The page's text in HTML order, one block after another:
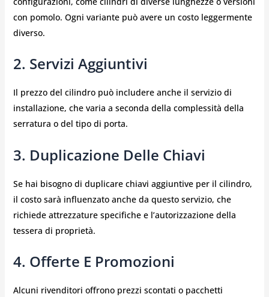
con pomolo. Ogni variante può avere un costo leggermente
diverso.
2. Servizi Aggiuntivi
Il prezzo del cilindro può includere anche il servizio di
installazione, che varia a seconda della complessità della
serratura o del tipo di porta.
3. Duplicazione Delle Chiavi
Se hai bisogno di duplicare chiavi aggiuntive per il cilindro,
il costo sarà influenzato anche da questo servizio, che
richiede attrezzature specifiche e l’autorizzazione della
tessera di proprietà.
4. Offerte E Promozioni
Alcuni rivenditori offrono prezzi scontati o pacchetti